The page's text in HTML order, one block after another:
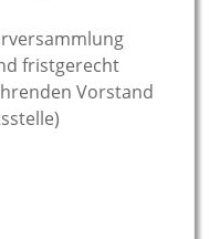
fristgerecht
Vorstand